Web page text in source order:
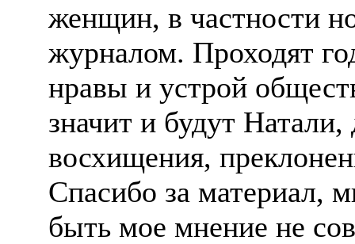
женщин, в частности
журналом. Проходят
нравы и устрой
значит и будут
восхищения,
Спасибо за материал,
быть мое мнение не